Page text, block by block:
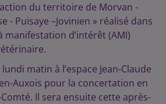
du territoire de Morvan -
- Puisaye –Jovinien » réalisé dans
manifestation d’intérêt (AMI)
matin à l’espace Jean-Claude
Auxois pour la concertation en
Il sera ensuite cette après-